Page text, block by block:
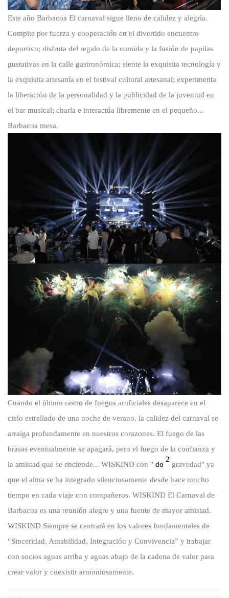
Este año Barbacoa El carnaval sigue lleno de calidez y alegría.
Compite por fuerza y cooperación en el divertido encuentro
deportivo; disfruta del regalo de la comida y la fusión de papilas
gustativas en la calle gastronómica; siente la exquisita tecnología y
la exquisita artesanía en el festival cultural artesanal; experimenta
la liberación de la personalidad y la publicidad de la juventud en
el bar musical; charla e interactúa libremente en el pequeño...
Barbacoa mesa.
Cuando el último rastro de fuegos artificiales desaparece en el
cielo estrellado de una noche de verano, la calidez del carnaval se
arraiga profundamente en nuestros corazones. El fuego de las
brasas eventualmente se apagará, pero el fuego de la confianza y
la amistad que se enciende... WISKIND con " do
2
gravedad" ya
que el alma se ha integrado silenciosamente desde hace mucho
tiempo en cada viaje con compañeros. WISKIND El Carnaval de
Barbacoa es una reunión alegre y una fuente de mayor amistad.
WISKIND Siempre se centrará en los valores fundamentales de
“Sinceridad, Amabilidad, Integración y Convivencia” y trabajar
con socios aguas arriba y aguas abajo de la cadena de valor para
crear valor y coexistir armoniosamente.